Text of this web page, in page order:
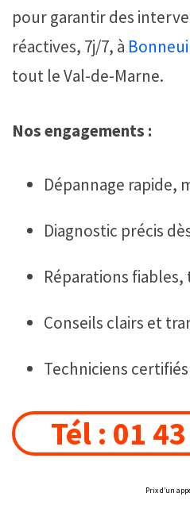
pour garantir des
réactives, 7j/7, à
tout le Val-de-Marne.
Nos engagements :
Dépannage rapide,
Diagnostic précis
Réparations
Conseils clairs et
Techniciens
Tél : 01
Prix d’un